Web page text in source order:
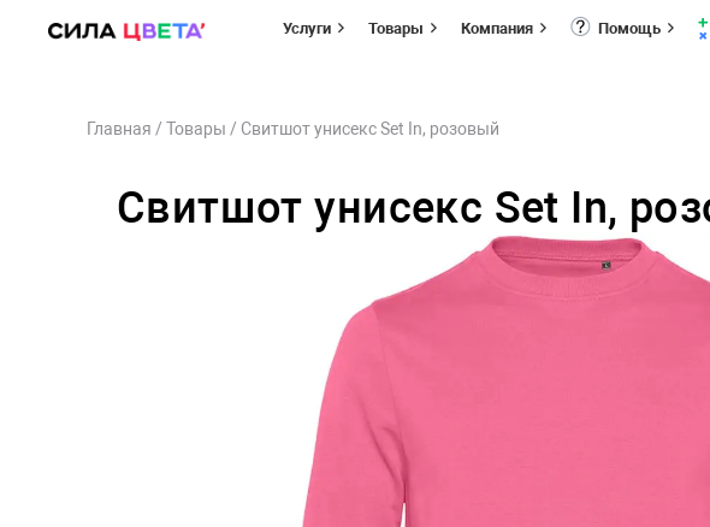
Услуги Товары Компания Помощь
Главная / Товары / Свитшот унисекс Set In, розовый
Свитшот унисекс Set In,